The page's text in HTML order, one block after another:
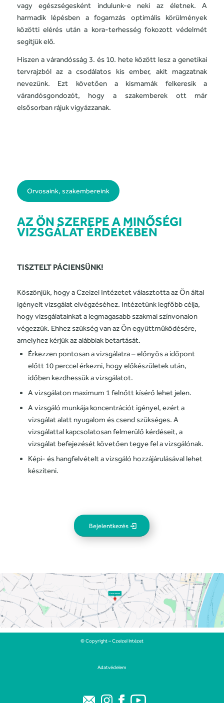
vagy egészségesként indulunk-e neki az életnek. A
harmadik lépésben a fogamzás optimális körülmények
közötti elérés után a kora-terhesség fokozott védelmét
segítjük elő.
Hiszen a várandósság 3. és 10. hete között lesz a genetikai
tervrajzból az a csodálatos kis ember, akit magzatnak
nevezünk. Ezt követően a kismamák felkeresik a
várandósgondozót, hogy a szakemberek ott már
elsősorban rájuk vigyázzanak.
Orvosaink, szakembereink
AZ ÖN SZEREPE A MINŐSÉGI
VIZSGÁLAT ÉRDEKÉBEN
TISZTELT PÁCIENSÜNK!
Köszönjük, hogy a Czeizel Intézetet választotta az Ön által
igényelt vizsgálat elvégzéséhez. Intézetünk legfőbb célja,
hogy vizsgálatainkat a legmagasabb szakmai színvonalon
végezzük. Ehhez szükség van az Ön együttműködésére,
amelyhez kérjük az alábbiak betartását.
Érkezzen pontosan a vizsgálatra – előnyös a időpont
előtt 10 perccel érkezni, hogy előkészületek után,
időben kezdhessük a vizsgálatot.
A vizsgálaton maximum 1 felnőtt kísérő lehet jelen.
A vizsgáló munkája koncentrációt igényel, ezért a
vizsgálat alatt nyugalom és csend szükséges. A
vizsgálattal kapcsolatosan felmerülő kérdéseit, a
vizsgálat befejezését követően tegye fel a vizsgálónak.
Képi- és hangfelvételt a vizsgáló hozzájárulásával lehet
készíteni.
Bejelentkezés
© Copyright – Czeizel Intézet
Adatvédelem